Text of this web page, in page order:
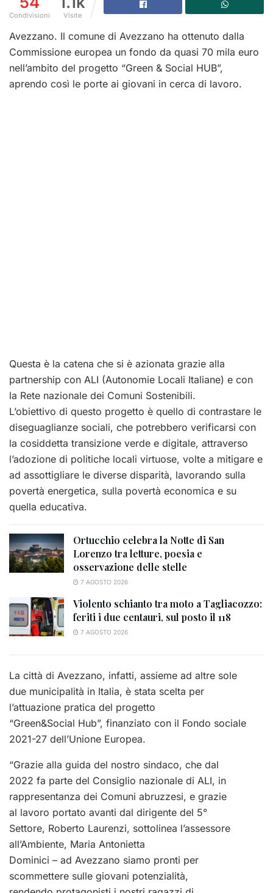
Condivisioni Visite
Avezzano. Il comune di Avezzano ha ottenuto dalla
Commissione europea un fondo da quasi 70 mila euro
nell’ambito del progetto “Green & Social HUB”,
aprendo così le porte ai giovani in cerca di lavoro.
Questa è la catena che si è azionata grazie alla
partnership con ALI (Autonomie Locali Italiane) e con
la Rete nazionale dei Comuni Sostenibili.
L’obiettivo di questo progetto è quello di contrastare le
diseguaglianze sociali, che potrebbero verificarsi con
la cosiddetta transizione verde e digitale, attraverso
l’adozione di politiche locali virtuose, volte a mitigare e
ad assottigliare le diverse disparità, lavorando sulla
povertà energetica, sulla povertà economica e su
quella educativa.
Ortucchio celebra la Notte di San
Lorenzo tra letture, poesia e
osservazione delle stelle
7 AGOSTO 2026
Violento schianto tra moto a Tagliacozzo:
feriti i due centauri, sul posto il 118
7 AGOSTO 2026
La città di Avezzano, infatti, assieme ad altre sole
due municipalità in Italia, è stata scelta per
l’attuazione pratica del progetto
“Green&Social Hub”, finanziato con il Fondo sociale
2021-27 dell’Unione Europea.
“Grazie alla guida del nostro sindaco, che dal
2022 fa parte del Consiglio nazionale di ALI, in
rappresentanza dei Comuni abruzzesi, e grazie
al lavoro portato avanti dal dirigente del 5°
Settore, Roberto Laurenzi, sottolinea l’assessore
all’Ambiente, Maria Antonietta
Dominici – ad Avezzano siamo pronti per
scommettere sulle giovani potenzialità,